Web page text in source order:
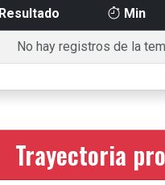
Resultado Min
No hay registros de la
Trayectoria